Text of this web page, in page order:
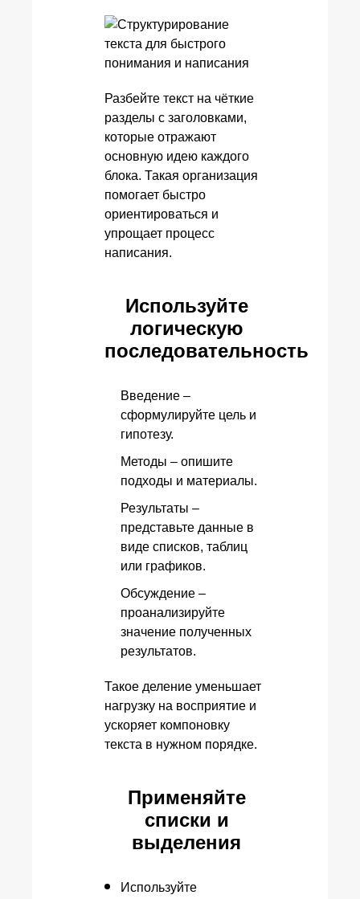
Разбейте текст на чёткие
разделы с заголовками,
которые отражают
основную идею каждого
блока. Такая организация
помогает быстро
ориентироваться и
упрощает процесс
написания.
Используйте
логическую
последовательность
Введение –
сформулируйте цель и
гипотезу.
Методы – опишите
подходы и материалы.
Результаты –
представьте данные в
виде списков, таблиц
или графиков.
Обсуждение –
проанализируйте
значение полученных
результатов.
Такое деление уменьшает
нагрузку на восприятие и
ускоряет компоновку
текста в нужном порядке.
Применяйте
списки и
выделения
Используйте